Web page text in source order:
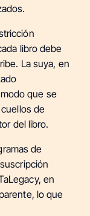
libro debe
La suya, en
que se
de
del libro.
de
en
lo que